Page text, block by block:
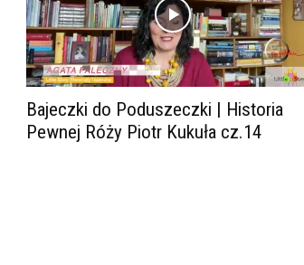
Bajeczki do Poduszeczki | Historia
Pewnej Róży Piotr Kukuła cz.14